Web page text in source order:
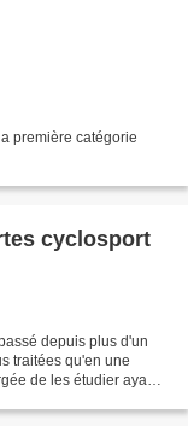
première catégorie
cyclosport
depuis plus d'un
traitées qu'en une
de les étudier ayant